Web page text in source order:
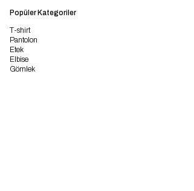
Popüler Kategoriler
T-shirt
Pantolon
Etek
Elbise
Gömlek